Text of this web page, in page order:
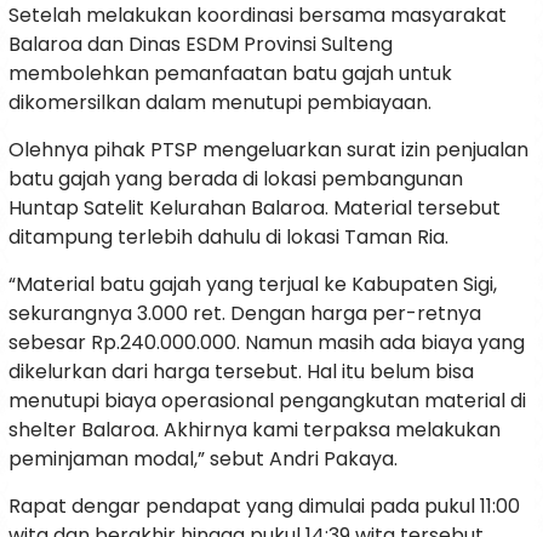
Setelah melakukan koordinasi bersama masyarakat
Balaroa dan Dinas ESDM Provinsi Sulteng
membolehkan pemanfaatan batu gajah untuk
dikomersilkan dalam menutupi pembiayaan.
Olehnya pihak PTSP mengeluarkan surat izin penjualan
batu gajah yang berada di lokasi pembangunan
Huntap Satelit Kelurahan Balaroa. Material tersebut
ditampung terlebih dahulu di lokasi Taman Ria.
“Material batu gajah yang terjual ke Kabupaten Sigi,
sekurangnya 3.000 ret. Dengan harga per-retnya
sebesar Rp.240.000.000. Namun masih ada biaya yang
dikelurkan dari harga tersebut. Hal itu belum bisa
menutupi biaya operasional pengangkutan material di
shelter Balaroa. Akhirnya kami terpaksa melakukan
peminjaman modal,” sebut Andri Pakaya.
Rapat dengar pendapat yang dimulai pada pukul 11:00